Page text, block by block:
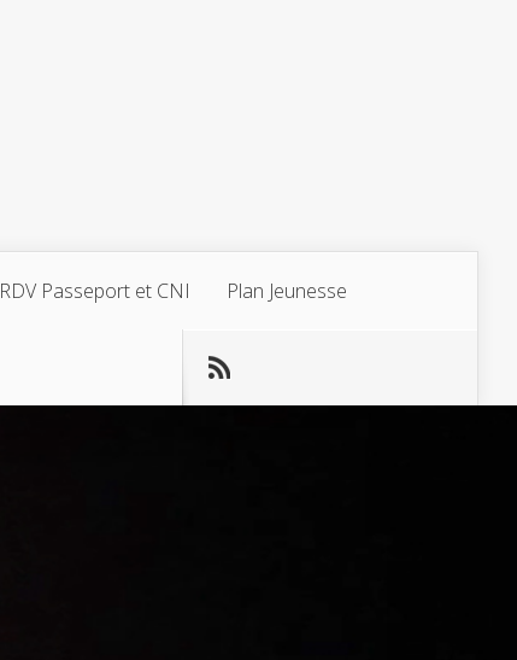
RDV Passeport et CNI Plan Jeunesse